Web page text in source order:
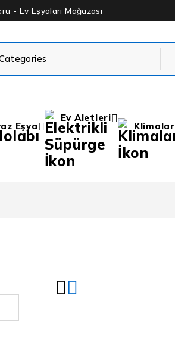
- Ev Eşyaları Mağazası
Eşya
Ev Aletleri
Klimalar